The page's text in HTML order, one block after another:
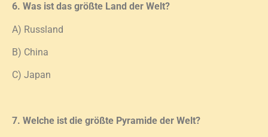
6. Was ist das größte Land der Welt?
A) Russland
B) China
C) Japan
7. Welche ist die größte Pyramide der Welt?